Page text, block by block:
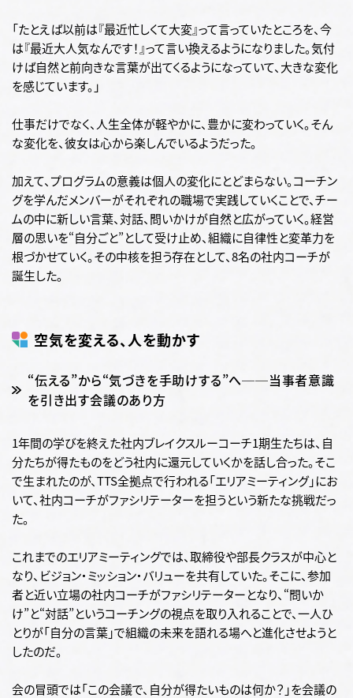
「たとえば以前は『最近忙しくて大変』って言っていたところを、今
は『最近大人気なんです！』って言い換えるようになりました。気付
けば自然と前向きな言葉が出てくるようになっていて、大きな変化
を感じています。」
仕事だけでなく、人生全体が軽やかに、豊かに変わっていく。そん
な変化を、彼女は心から楽しんでいるようだった。
加えて、プログラムの意義は個人の変化にとどまらない。コーチン
グを学んだメンバーがそれぞれの職場で実践していくことで、チー
ムの中に新しい言葉、対話、問いかけが自然と広がっていく。経営
層の思いを“自分ごと”として受け止め、組織に自律性と変革力を
根づかせていく。その中核を担う存在として、8名の社内コーチが
誕生した。
空気を変える、人を動かす
“伝える”から“気づきを手助けする”へ──当事者意識
を引き出す会議のあり方
1年間の学びを終えた社内ブレイクスルーコーチ1期生たちは、自
分たちが得たものをどう社内に還元していくかを話し合った。そこ
で生まれたのが、TTS全拠点で行われる「エリアミーティング」にお
いて、社内コーチがファシリテーターを担うという新たな挑戦だっ
た。
これまでのエリアミーティングでは、取締役や部長クラスが中心と
なり、ビジョン・ミッション・バリューを共有していた。そこに、参加
者と近い立場の社内コーチがファシリテーターとなり、“問いか
け”と“対話”というコーチングの視点を取り入れることで、一人ひ
とりが「自分の言葉」で組織の未来を語れる場へと進化させようと
したのだ。
会の冒頭では「この会議で、自分が得たいものは何か？」を会議の